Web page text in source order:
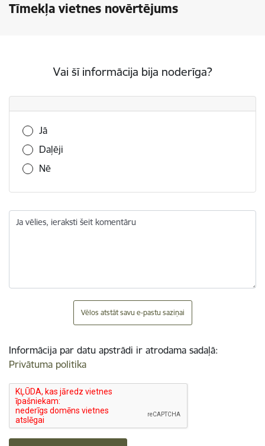
Tīmekļa vietnes novērtējums
Vai šī informācija bija noderīga?
Vai šī informācija bija noderīga?
Jā
Daļēji
Nē
Ja vēlies, ieraksti šeit komentāru
Vēlos atstāt savu e-pastu saziņai
Informācija par datu apstrādi ir atrodama sadaļā:
Privātuma politika